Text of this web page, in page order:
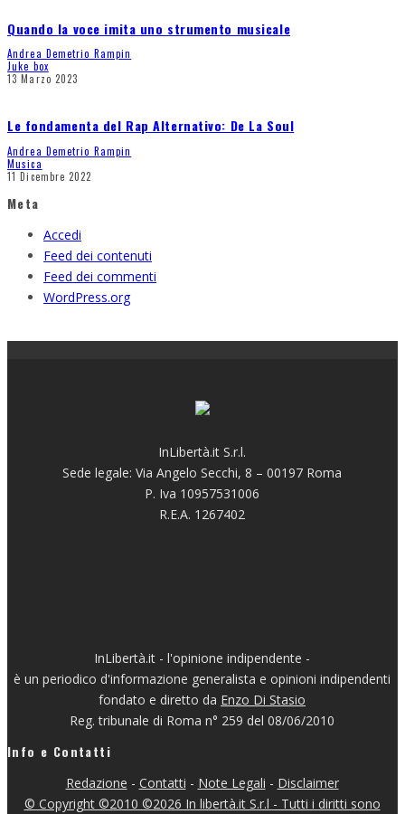
Quando la voce imita uno strumento musicale
Andrea Demetrio Rampin
Juke box
13 Marzo 2023
Le fondamenta del Rap Alternativo: De La Soul
Andrea Demetrio Rampin
Musica
11 Dicembre 2022
Meta
Accedi
Feed dei contenuti
Feed dei commenti
WordPress.org
InLibertà.it S.r.l.
Sede legale: Via Angelo Secchi, 8 – 00197 Roma
P. Iva 10957531006
R.E.A. 1267402
InLibertà.it - l'opinione indipendente -
è un periodico d'informazione generalista e opinioni indipendenti
fondato e diretto da Enzo Di Stasio
Reg. tribunale di Roma n° 259 del 08/06/2010
Info e Contatti
Redazione - Contatti - Note Legali - Disclaimer
© Copyright ©2010 ©2026 In libertà.it S.r.l - Tutti i diritti sono